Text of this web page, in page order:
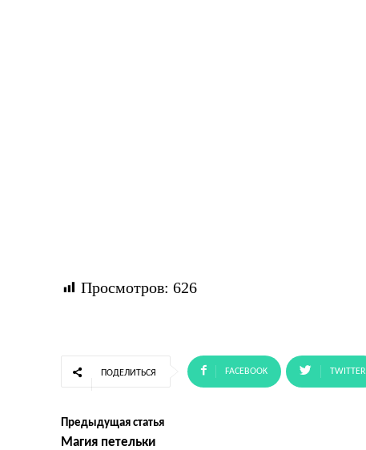
Просмотров: 626
ПОДЕЛИТЬСЯ FACEBOOK TWITTER
Предыдущая статья
Магия петельки